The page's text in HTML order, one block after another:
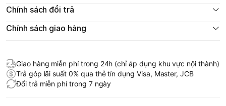
Chính sách đổi trả
Chính sách giao hàng
Giao hàng miễn phí trong 24h (chỉ áp dụng khu vực nội thành)
Trả góp lãi suất 0% qua thẻ tín dụng Visa, Master, JCB
Đổi trả miễn phí trong 7 ngày